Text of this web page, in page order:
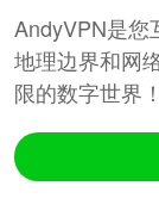
AndyVPN是您
地理边界和网
限的数字世界！